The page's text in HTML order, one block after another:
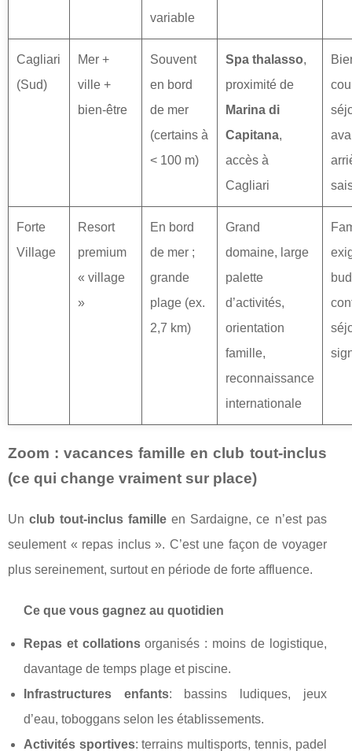
variable
Cagliari
(Sud)
Mer +
ville +
bien‑être
Souvent
en bord
de mer
(certains à
< 100 m)
Spa thalasso,
proximité de
Marina di
Capitana,
accès à
Cagliari
Forte
Village
Resort
premium
« village
»
En bord
de mer ;
grande
plage (ex.
2,7 km)
Grand
domaine, large
palette
d’activités,
orientation
famille,
reconnaissance
internationale
Zoom : vacances famille en club tout‑inclus
(ce qui change vraiment sur place)
Unclub tout‑inclus famille en Sardaigne, ce n’est pas
seulement « repas inclus ». C’est une façon de voyager
plus sereinement, surtout en période de forte affluence.
Ce que vous gagnez au quotidien
Repas et collationsorganisés : moins de logistique,
davantage de temps plage et piscine.
Infrastructures enfants: bassins ludiques, jeux
d’eau, toboggans selon les établissements.
Activités sportives: terrains multisports, tennis, padel